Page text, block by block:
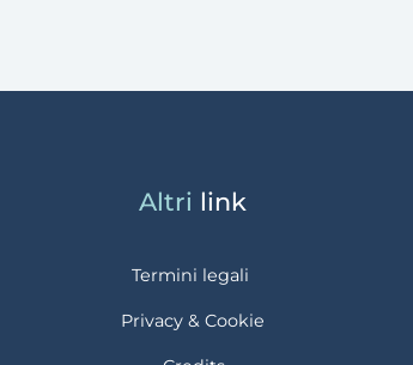
Altri link
Termini legali
Privacy & Cookie